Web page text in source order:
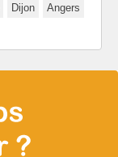
Dijon
Angers